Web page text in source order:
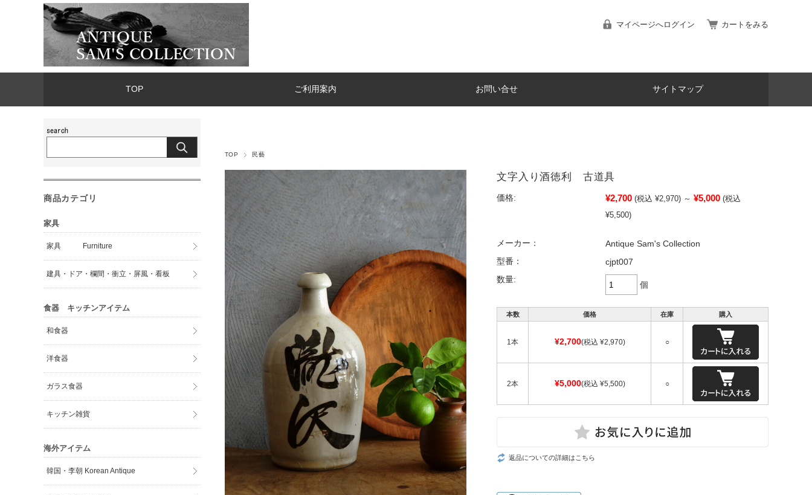
マイページへログイン カートをみる
TOP ご利用案内 お問い合せ サイトマップ
TOP 民藝
文字入り酒徳利 古道具
価格: ¥2,700 (税込 ¥2,970) ～ ¥5,000 (税込
¥5,500)
メーカー：
Antique Sam's Collection
型番：
cjpt007
数量:
個
本数 価格 在庫 購入
1本 ¥2,700(税込 ¥2,970) ○
2本 ¥5,000(税込 ¥5,500) ○
返品についての詳細はこちら
商品カテゴリ
家具
家具 Furniture
建具・ドア・欄間・衝立・屏風・看板
食器 キッチンアイテム
和食器
洋食器
ガラス食器
キッチン雑貨
海外アイテム
韓国・李朝 Korean Antique